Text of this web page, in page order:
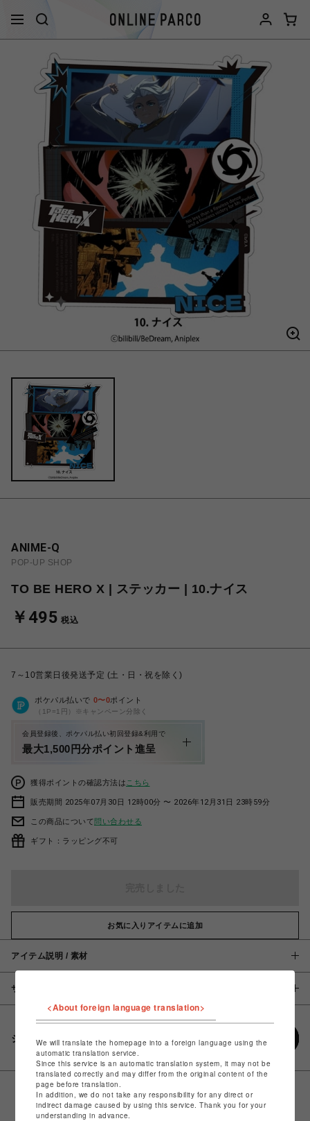
ANIME-Q
POP-UP SHOP
TO BE HERO X | ステッカー | 10.ナイス
￥495 税込
7～10営業日後発送予定 (土・日・祝を除く)
ポケパル払いで 0〜0ポイント
（1P=1円）※キャンペーン分除く
会員登録後、ポケパル払い初回登録&利用で
最大1,500円分ポイント進呈
獲得ポイントの確認方法は こちら
販売期間 2025年07月30日 12時00分 〜 2026年12月31日 23時59分
この商品について問い合わせる
ギフト：ラッピング不可
お気に入りアイテムに追加
アイテム説明 / 素材
サイズ
シェアする
<About foreign language translation>
We will translate the homepage into a foreign language using the
automatic translation service.
Since this service is an automatic translation system, it may not be
translated correctly and may differ from the original content of the
page before translation.
In addition, we do not take any responsibility for any direct or
indirect damage caused by using this service. Thank you for your
understanding in advance.